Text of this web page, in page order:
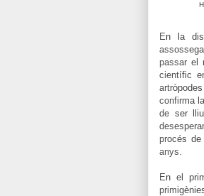
En la
passar el
científic
confirma
de ser
procés
anys.
En el